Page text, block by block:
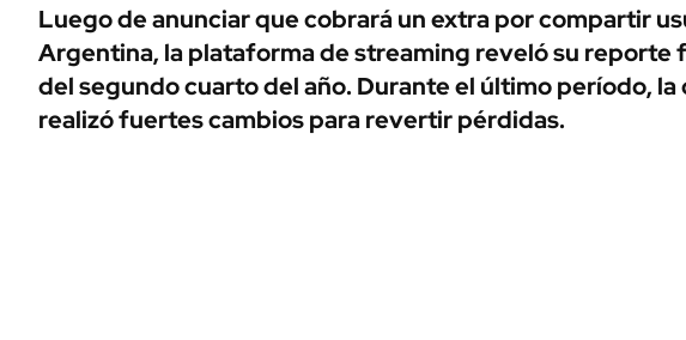
ÁMBITO DEBATE
MEDIAKIT AMBITO DEBATE
URUGUAY
AUTOS
Luego de anunciar que cobrará un extra por compartir
Argentina, la plataforma de streaming reveló su reporte
del segundo cuarto del año. Durante el último período, la
realizó fuertes cambios para revertir pérdidas.